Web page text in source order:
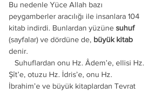
Bu nedenle Yüce Allah bazı
peygamberler aracılığı ile insanlara 104
kitab indirdi. Bunlardan yüzüne suhuf
(sayfalar) ve dördüne de, büyük kitab
denir.
Şît’e, otuzu Hz. İdris’e, onu Hz.
İbrahim’e ve büyük kitaplardan Tevrat